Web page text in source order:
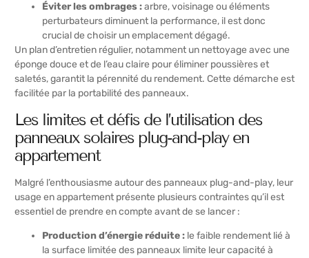
Éviter les ombrages :arbre, voisinage ou éléments
perturbateurs diminuent la performance, il est donc
crucial de choisir un emplacement dégagé.
Un plan d’entretien régulier, notamment un nettoyage avec une
éponge douce et de l’eau claire pour éliminer poussières et
saletés, garantit la pérennité du rendement. Cette démarche est
facilitée par la portabilité des panneaux.
Les limites et défis de l’utilisation des
panneaux solaires plug-and-play en
appartement
Malgré l’enthousiasme autour des panneaux plug-and-play, leur
usage en appartement présente plusieurs contraintes qu’il est
essentiel de prendre en compte avant de se lancer :
Production d’énergie réduite : le faible rendement lié à
la surface limitée des panneaux limite leur capacité à